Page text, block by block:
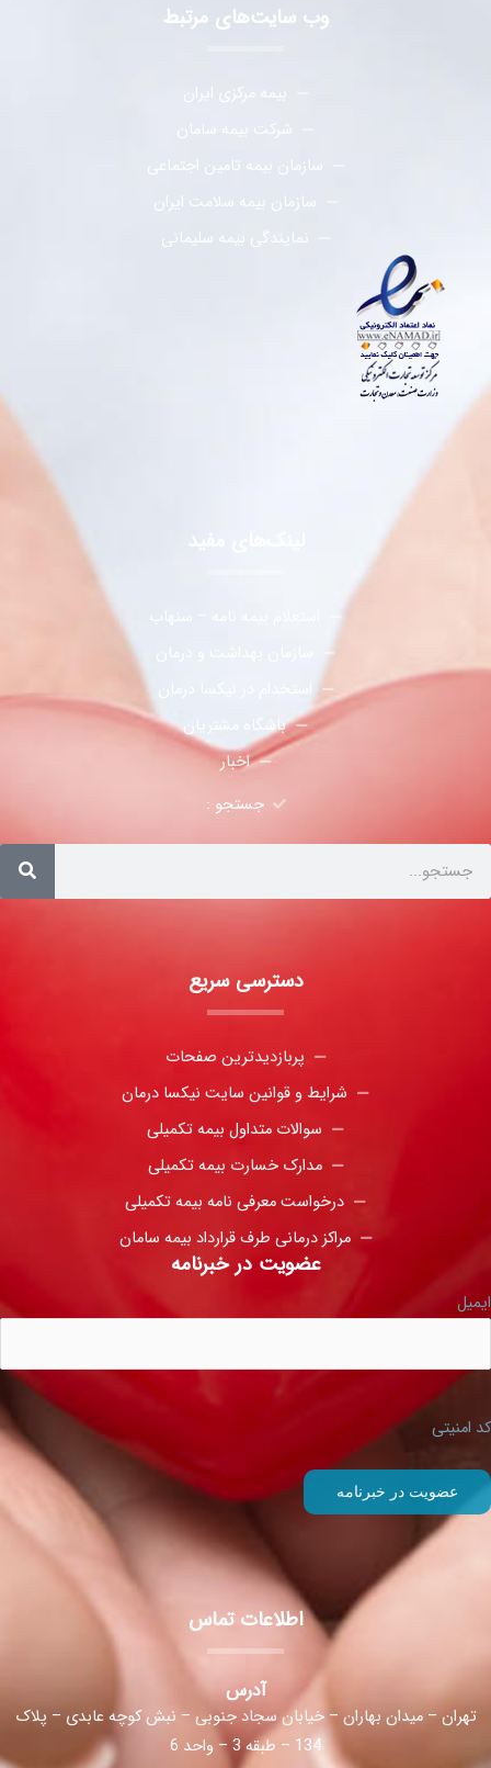
وب سایت‌های مرتبط
بیمه مرکزی ایران
شرکت بیمه سامان
سازمان بیمه تامین اجتماعی
سازمان بیمه سلامت ایران
نمایندگی بیمه سلیمانی
لینک‌های مفید
استعلام بیمه نامه – سنهاب
باشگاه مشتریان
اخبار
جستجو :
دسترسی سریع
پربازدیدترین صفحات
شرایط و قوانین سایت نیکسا درمان
سوالات متداول بیمه تکمیلی
مدارک خسارت بیمه تکمیلی
درخواست معرفی نامه بیمه تکمیلی
مراکز درمانی طرف قرارداد بیمه سامان
عضویت در خبرنامه
ایمیل
کد امنیتی
اطلاعات تماس
آدرس
تهران – میدان بهاران – خیابان سجاد جنوبی – نبش کوچه عابدی – پلاک
134 – طبقه 3 – واحد 6